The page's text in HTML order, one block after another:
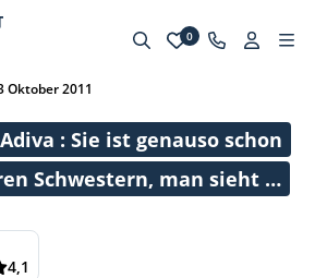
0
Oktober 2011
: Sie ist genauso schon
Schwestern, man sieht …
4,1